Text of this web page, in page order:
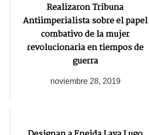
Realizaron Tribuna
Antiimperialista sobre el papel
combativo de la mujer
revolucionaria en tiempos de
guerra
noviembre 28, 2019